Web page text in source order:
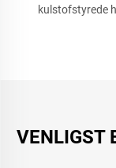
kulstofstyrede
VENLIGST